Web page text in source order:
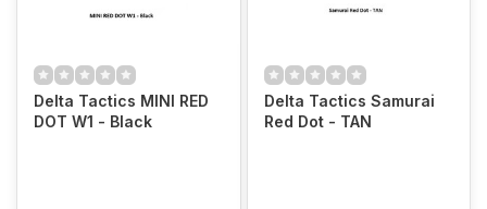
Delta Tactics MINI RED
DOT W1 - Black
Delta Tactics Samurai
Red Dot - TAN